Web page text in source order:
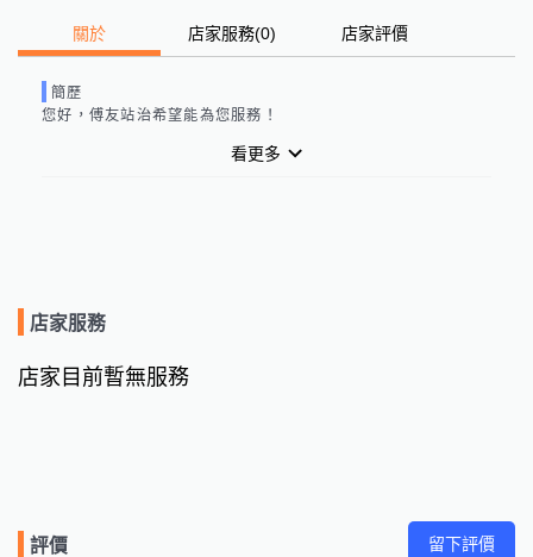
關於 店家服務(0) 店家評價
簡歷
您好， 傅友站治希望能為您服務！
看更多
店家服務
店家目前暫無服務
評價 留下評價